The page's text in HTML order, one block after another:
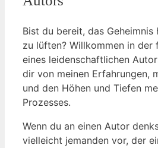
Bist du bereit, das Geheimnis
zu lüften? Willkommen in der
eines leidenschaftlichen
dir von meinen Erfahrungen,
und den Höhen und Tiefen
Prozesses.
Wenn du an einen Autor
vielleicht jemanden vor, der